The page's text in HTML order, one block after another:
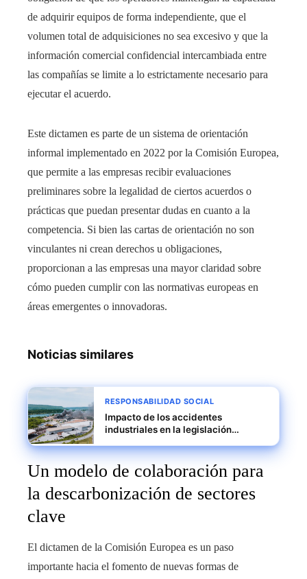
de adquirir equipos de forma independiente, que el
volumen total de adquisiciones no sea excesivo y que la
información comercial confidencial intercambiada entre
las compañías se limite a lo estrictamente necesario para
ejecutar el acuerdo.
Este dictamen es parte de un sistema de orientación
informal implementado en 2022 por la Comisión Europea,
que permite a las empresas recibir evaluaciones
preliminares sobre la legalidad de ciertos acuerdos o
prácticas que puedan presentar dudas en cuanto a la
competencia. Si bien las cartas de orientación no son
vinculantes ni crean derechos u obligaciones,
proporcionan a las empresas una mayor claridad sobre
cómo pueden cumplir con las normativas europeas en
áreas emergentes o innovadoras.
Noticias similares
RESPONSABILIDAD SOCIAL
Impacto de los accidentes
industriales en la legislación
Un modelo de colaboración para
la descarbonización de sectores
clave
El dictamen de la Comisión Europea es un paso
importante hacia el fomento de nuevas formas de